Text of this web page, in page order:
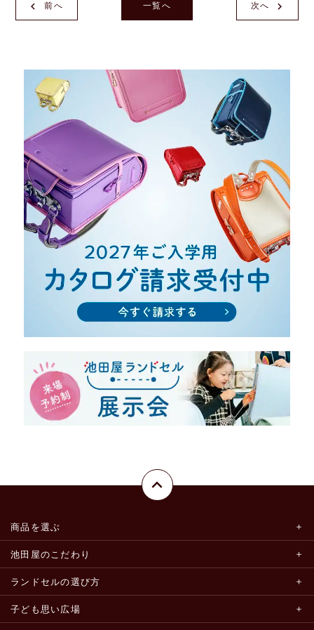
前へ 次へ
一覧へ
商品を選ぶ
池田屋のこだわり
ランドセルの選び方
子ども思い広場